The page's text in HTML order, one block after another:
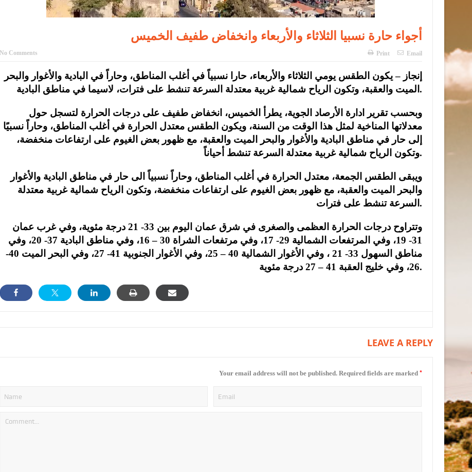
أجواء حارة نسبيا الثلاثاء والأربعاء وانخفاض طفيف الخميس
No Comments Print Email
إنجاز – يكون الطقس يومي الثلاثاء والأربعاء، حارا نسبياً في أغلب المناطق، وحاراً في البادية والأغوار والبحر
الميت والعقبة، وتكون الرياح شمالية غربية معتدلة السرعة تنشط على فترات، لاسيما في مناطق البادية.
وبحسب تقرير ادارة الأرصاد الجوية، يطرأ الخميس، انخفاض طفيف على درجات الحرارة لتسجل حول
معدلاتها المناخية لمثل هذا الوقت من السنة، ويكون الطقس معتدل الحرارة في أغلب المناطق، وحاراً نسبيًا
إلى حار في مناطق البادية والأغوار والبحر الميت والعقبة، مع ظهور بعض الغيوم على ارتفاعات منخفضة،
وتكون الرياح شمالية غربية معتدلة السرعة تنشط أحياناً.
ويبقى الطقس الجمعة، معتدل الحرارة في أغلب المناطق، وحاراً نسبياً الى حار في مناطق البادية والأغوار
والبحر الميت والعقبة، مع ظهور بعض الغيوم على ارتفاعات منخفضة، وتكون الرياح شمالية غربية معتدلة
السرعة تنشط على فترات.
وتتراوح درجات الحرارة العظمى والصغرى في شرق عمان اليوم بين 33- 21 درجة مئوية، وفي غرب عمان
31- 19، وفي المرتفعات الشمالية 29- 17، وفي مرتفعات الشراة 30 – 16، وفي مناطق البادية 37- 20، وفي
مناطق السهول 33- 21 ، وفي الأغوار الشمالية 40 – 25، وفي الأغوار الجنوبية 41- 27، وفي البحر الميت 40-
26، وفي خليج العقبة 41 – 27 درجة مئوية.
LEAVE A REPLY
Your email address will not be published. Required fields are marked *